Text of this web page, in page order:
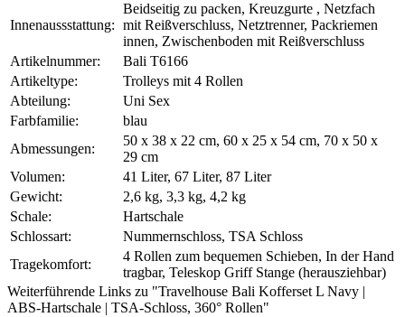
Innenaussstattung:
Beidseitig zu packen, Kreuzgurte , Netzfach
mit Reißverschluss, Netztrenner, Packriemen
innen, Zwischenboden mit Reißverschluss
Artikelnummer:
Bali T6166
Artikeltype:
Trolleys mit 4 Rollen
Abteilung:
Uni Sex
Farbfamilie:
blau
Abmessungen:
50 x 38 x 22 cm, 60 x 25 x 54 cm, 70 x 50 x
29 cm
Volumen:
41 Liter, 67 Liter, 87 Liter
Gewicht:
2,6 kg, 3,3 kg, 4,2 kg
Schale:
Hartschale
Schlossart:
Nummernschloss, TSA Schloss
Tragekomfort:
4 Rollen zum bequemen Schieben, In der Hand
tragbar, Teleskop Griff Stange (herausziehbar)
Weiterführende Links zu "Travelhouse Bali Kofferset L Navy |
ABS-Hartschale | TSA-Schloss, 360° Rollen"